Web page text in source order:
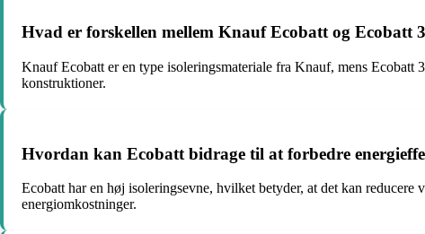
Hvad er forskellen mellem Knauf Ecobatt og Ecobatt
Knauf Ecobatt er en type isoleringsmateriale fra Knauf, mens
konstruktioner.
Hvordan kan Ecobatt bidrage til at forbedre
Ecobatt har en høj isoleringsevne, hvilket betyder, at det kan
energiomkostninger.